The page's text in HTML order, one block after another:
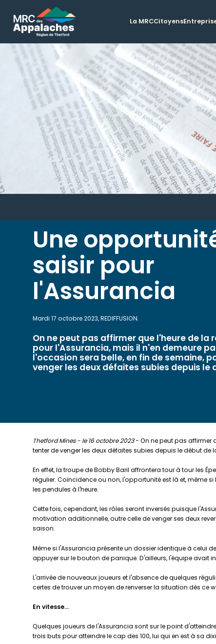
La MRCCitoyens
Une
saisir pour
l'Assurancia
Mardi 17 octobre 2023, REDIFFUSION.
On ne peut pas affirmer que l'heure de la
pour l'Assurancia, mais il n'en demeure
l'occasion sera belle, en fin de semaine,
venger les deux défaites subies depuis le
Thetford Mines - le 16 octobre 2023- On ne peut pas affirmer
tenter de venger les deux défaites subies depuis le début de
En effet, la troupe de Bobby Baril affrontera tour à tour les
régulier. Coïncidence ou non, l'opportunité est là et, même
les pendules à l'heure.
Cette fois, cependant, les rôles seront inversés puisque
motivation additionnelle, outre celle de venger ses deux
saison.
Même si l'Assurancia présente un dossier identique à celui
appuyer sur le bouton de panique. D'ailleurs, l'équipe avait
L'arrivée de nouveaux joueurs et l'absence de quelques
certes de trouver un moyen de renverser la situation dès ce
En vitesse…
Quelques joueurs de l'Assurancia sont sur le point
trois buts pour atteindre le cap des 100, lui qui en est à sa